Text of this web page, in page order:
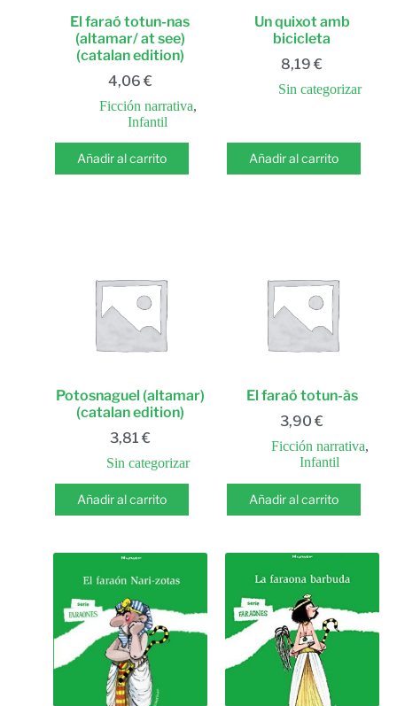
El faraó totun-nas
(altamar/ at see)
(catalan edition)
4,06 €
Ficción narrativa,
Infantil
Añadir al carrito
Un quixot amb
bicicleta
8,19€
Sin categorizar
Añadir al carrito
Potosnaguel (altamar)
(catalan edition)
3,81 €
Sin categorizar
Añadir al carrito
El faraó totun-às
3,90€
Ficción narrativa,
Infantil
Añadir al carrito